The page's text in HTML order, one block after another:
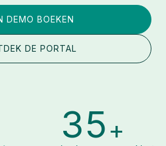
DEMO BOEKEN
DE PORTAL
8